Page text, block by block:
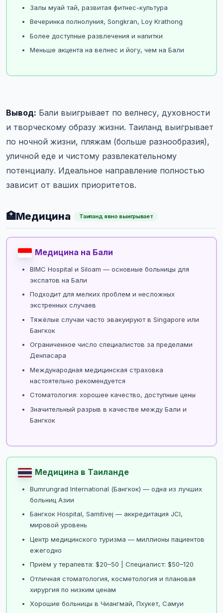
Залы муай тай, развитая фитнес-культура
Вечеринка полнолуния, Songkran, Loy Krathong
Более доступные развлечения и напитки
Меньше акцента на велнес и йогу, чем на Бали
Вывод: Бали выигрывает по велнесу, духовности
и творческому образу жизни. Таиланд выигрывает
по ночной жизни, пляжам (больше разнообразия),
уличной еде и чистому развлекательному
потенциалу. Идеальное направление полностью
зависит от ваших приоритетов.
🏥Медицина Таиланд явно выигрывает
Медицина на Бали
BIMC Hospital и Siloam — основные больницы для
экспатов на Бали
Подходит для мелких проблем и несложных
экстренных случаев
Тяжёлые случаи часто эвакуируют в Singapore или
Бангкок
Ограниченное число специалистов за пределами
Денпасара
Международная медицинская страховка
настоятельно рекомендуется
Стоматология: хорошее качество, доступные цены
Значительный разрыв в качестве между Бали и
Бангкок
Медицина в Таиланде
Bumrungrad International (Бангкок) — одна из лучших
больниц Азии
Бангкок Hospital, Samitivej — аккредитация JCI,
мировой уровень
Центр медицинского туризма — миллионы пациентов
ежегодно
Приём у терапевта: $20–50 | Специалист: $50–120
Отличная стоматология, косметология и плановая
хирургия по низким ценам
Хорошие больницы в Чиангмай, Пхукет, Самуи